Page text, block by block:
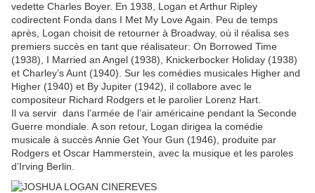
vedette Charles Boyer. En 1938, Logan et Arthur Ripley
codirectent Fonda dans I Met My Love Again. Peu de temps
après, Logan choisit de retourner à Broadway, où il réalisa ses
premiers succès en tant que réalisateur: On Borrowed Time
(1938), I Married an Angel (1938), Knickerbocker Holiday (1938)
et Charley’s Aunt (1940). Sur les comédies musicales Higher and
Higher (1940) et By Jupiter (1942), il collabore avec le
compositeur Richard Rodgers et le parolier Lorenz Hart.
Il va servir dans l’armée de l’air américaine pendant la Seconde
Guerre mondiale. A son retour, Logan dirigea la comédie
musicale à succès Annie Get Your Gun (1946), produite par
Rodgers et Oscar Hammerstein, avec la musique et les paroles
d’Irving Berlin.